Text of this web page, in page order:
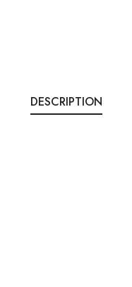
DESCRIPTION